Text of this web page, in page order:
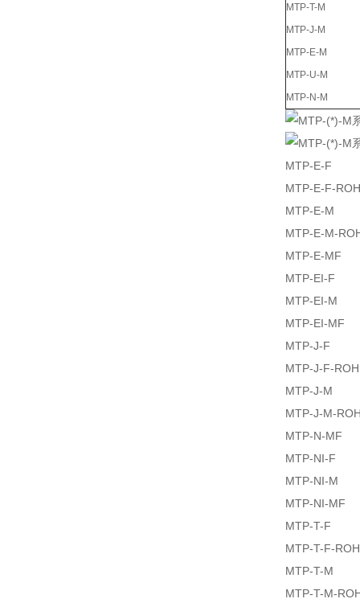
MTP-T-M
MTP-J-M
MTP-E-M
MTP-U-M
MTP-N-M
MTP-E-F
MTP-E-F-
MTP-E-M
MTP-E-M-
MTP-E-MF
MTP-EI-F
MTP-EI-M
MTP-EI-MF
MTP-J-F
MTP-J-F-
MTP-J-M
MTP-J-M-
MTP-N-MF
MTP-NI-F
MTP-NI-M
MTP-NI-MF
MTP-T-F
MTP-T-F-
MTP-T-M
MTP-T-M-